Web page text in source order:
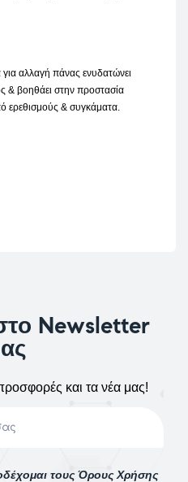
αλλαγή πάνας ενυδατώνει
& βοηθάει στην προστασία
ερεθισμούς & συγκάματα.
Newsletter
και τα νέα μας!
τους Όρους Χρήσης